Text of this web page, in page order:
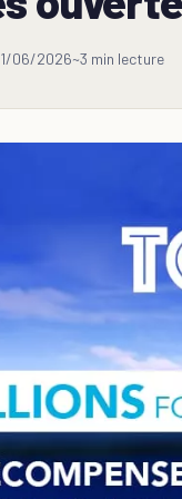
06/2026~3 min lecture